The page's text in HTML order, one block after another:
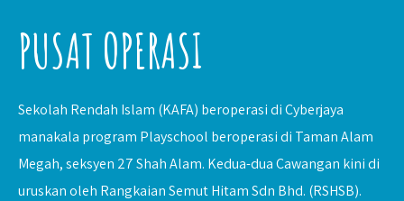
PUSAT OPERASI
Sekolah Rendah Islam (KAFA) beroperasi di Cyberjaya
manakala program Playschool beroperasi di Taman Alam
Megah, seksyen 27 Shah Alam. Kedua-dua Cawangan kini di
uruskan oleh Rangkaian Semut Hitam Sdn Bhd. (RSHSB).